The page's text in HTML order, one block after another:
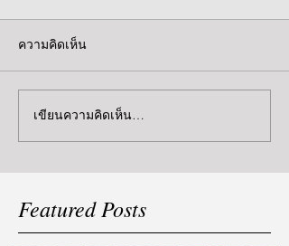
ความคิดเห็น
เขียนความคิดเห็น…
Featured Posts